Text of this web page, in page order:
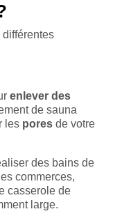
enlever des
de sauna
les pores de votre
des bains de
commerces,
casserole de
large.